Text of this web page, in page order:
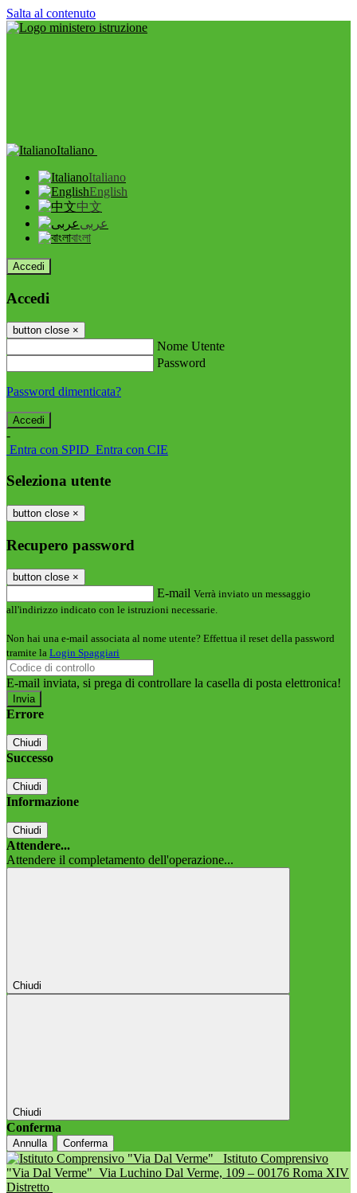
Salta al contenuto
Italiano
Italiano
English
中文
عربى
বাংলা
Accedi
Accedi
button close ×
Nome Utente
Password
Password dimenticata?
-
Entra con SPID Entra con CIE
Seleziona utente
button close ×
Recupero password
button close ×
E-mail Verrà inviato un messaggio
all'indirizzo indicato con le istruzioni necessarie.
Non hai una e-mail associata al nome utente? Effettua il reset della password
tramite la Login Spaggiari
E-mail inviata, si prega di controllare la casella di posta elettronica!
Errore
Chiudi
Successo
Chiudi
Informazione
Chiudi
Attendere...
Attendere il completamento dell'operazione...
Chiudi
Chiudi
Conferma
Annulla Conferma
Istituto Comprensivo
"Via Dal Verme" Via Luchino Dal Verme, 109 – 00176 Roma XIV
Distretto